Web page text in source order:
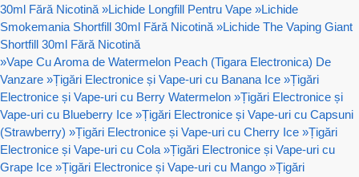
30ml Fără Nicotină »Lichide Longfill Pentru Vape »Lichide
Smokemania Shortfill 30ml Fără Nicotină »Lichide The Vaping Giant
Shortfill 30ml Fără Nicotină
»Vape Cu Aroma de Watermelon Peach (Tigara Electronica) De
Vanzare »Țigări Electronice și Vape-uri cu Banana Ice »Țigări
Electronice și Vape-uri cu Berry Watermelon »Țigări Electronice și
Vape-uri cu Blueberry Ice »Țigări Electronice și Vape-uri cu Capsuni
(Strawberry) »Țigări Electronice și Vape-uri cu Cherry Ice »Țigări
Electronice și Vape-uri cu Cola »Țigări Electronice și Vape-uri cu
Grape Ice »Țigări Electronice și Vape-uri cu Mango »Țigări